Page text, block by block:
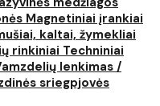
Magnetiniai įrankiai
kaltai, žymekliai
rinkiniai Techniniai
lenkimas /
sriegpjovės